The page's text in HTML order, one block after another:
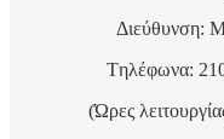
Διεύθυνση:
Tηλέφωνα:
(Ώρες